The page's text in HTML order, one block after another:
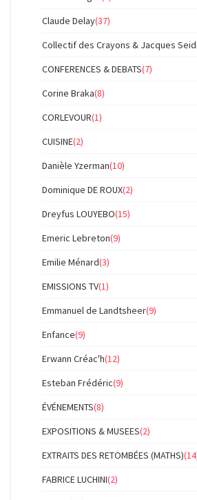
Claude Delay(37)
Collectif des Crayons & Jacques
CONFERENCES & DEBATS(7)
Corine Braka(8)
CORLEVOUR(1)
CUISINE(2)
Danièle Yzerman(10)
Dominique DE ROUX(2)
Dreyfus LOUYEBO(15)
Emeric Lebreton(9)
Emilie Ménard(3)
EMISSIONS TV(1)
Emmanuel de Landtsheer(9)
Enfance(9)
Erwann Créac'h(12)
Esteban Frédéric(9)
ÉVÉNEMENTS(8)
EXPOSITIONS & MUSEES(2)
EXTRAITS DES RETOMBÉES (MATHS)
FABRICE LUCHINI(2)